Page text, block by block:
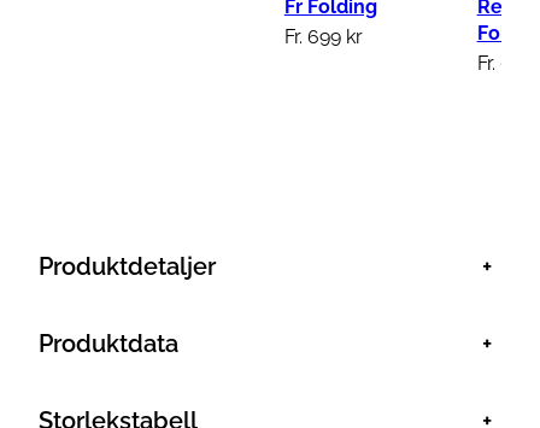
Fr Folding
Fr. 699 kr
Re
Fr. 699
Produktdetaljer +
Produktdata +
Storlekstabell +